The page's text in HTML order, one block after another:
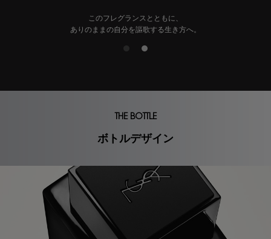
このフレグランスとともに、
ありのままの自分を謳歌する生き方へ。
THE BOTTLE
ボトルデザイン